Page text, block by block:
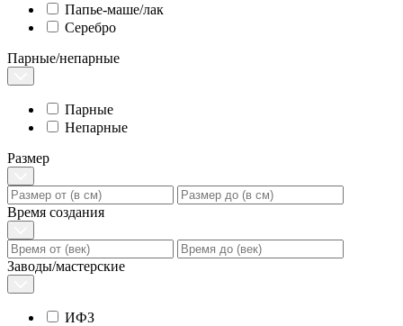
Папье-маше/лак
Серебро
Парные/непарные
Парные
Непарные
Размер
Время создания
Заводы/мастерские
ИФЗ